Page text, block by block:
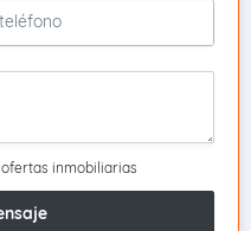
inmobiliarias